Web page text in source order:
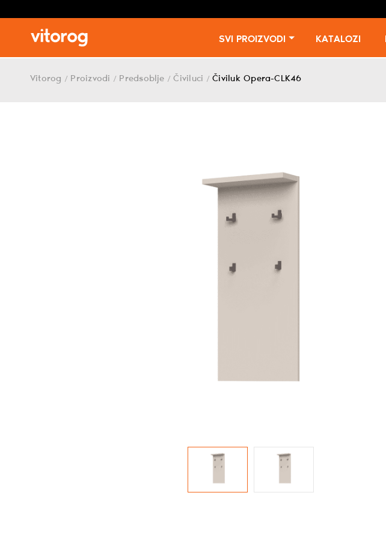
SVI PROIZVODI KATALOZI
Vitorog / Proizvodi / Predsoblje /Čiviluci /Čiviluk Opera-CLK46